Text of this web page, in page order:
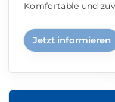
Komfortable und
Jetzt informieren